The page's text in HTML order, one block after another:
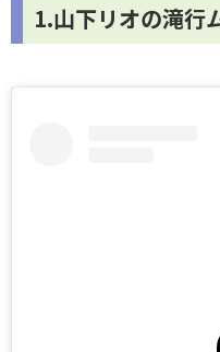
1.山下リオの滝行